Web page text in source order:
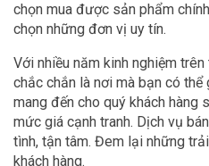
chọn mua được sản phẩm
chọn những đơn vị uy tín.
Với nhiều năm kinh nghiệm
chắc chắn là nơi mà bạn có
mang đến cho quý khách
mức giá cạnh tranh. Dịch vụ
tình, tận tâm. Đem lại những
khách hàng.